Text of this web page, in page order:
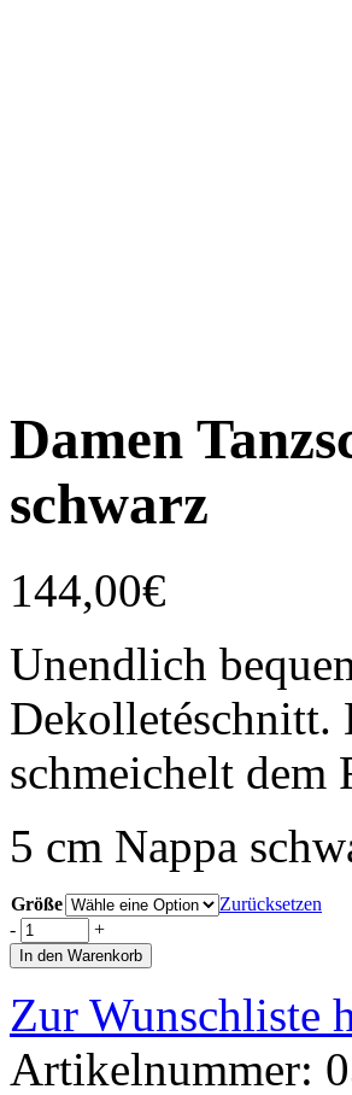
Damen
schwarz
144,00€
Unendlich
Dekolletéschnitt.
schmeichelt
5 cm Nappa
Größe
Zurücksetzen
-
+
In den Warenkorb
Zur Wunschliste
Artikelnummer: